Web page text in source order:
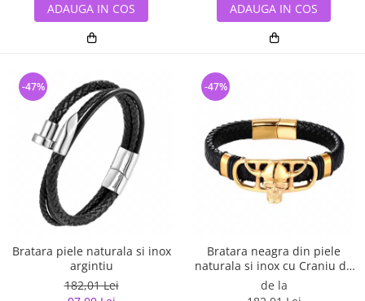
ADAUGA IN COS ADAUGA IN COS
Bratara piele naturala si inox
argintiu
182,01 Lei
-47%
Bratara neagra din piele
naturala si inox cu Craniu de
Viking
de la
-47%